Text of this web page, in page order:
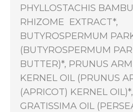
PHYLLOSTACHIS
RHIZOME EXTRACT*,
BUTYROSPERMUM
(BUTYROSPERMUM
BUTTER)*, PRUNUS
KERNEL OIL (PRUNUS
(APRICOT) KERNEL
GRATISSIMA OIL